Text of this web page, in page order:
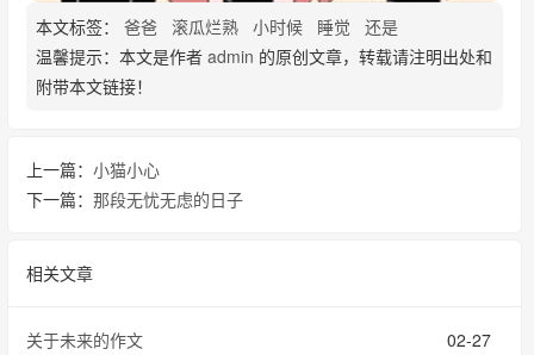
本文标签： 爸爸 滚瓜烂熟 小时候 睡觉
还是
温馨提示：本文是作者 admin 的原创文章，转载请注明出处和
附带本文链接！
上一篇： 小猫小心
下一篇： 那段无忧无虑的日子
相关文章
02-27
关于未来的作文